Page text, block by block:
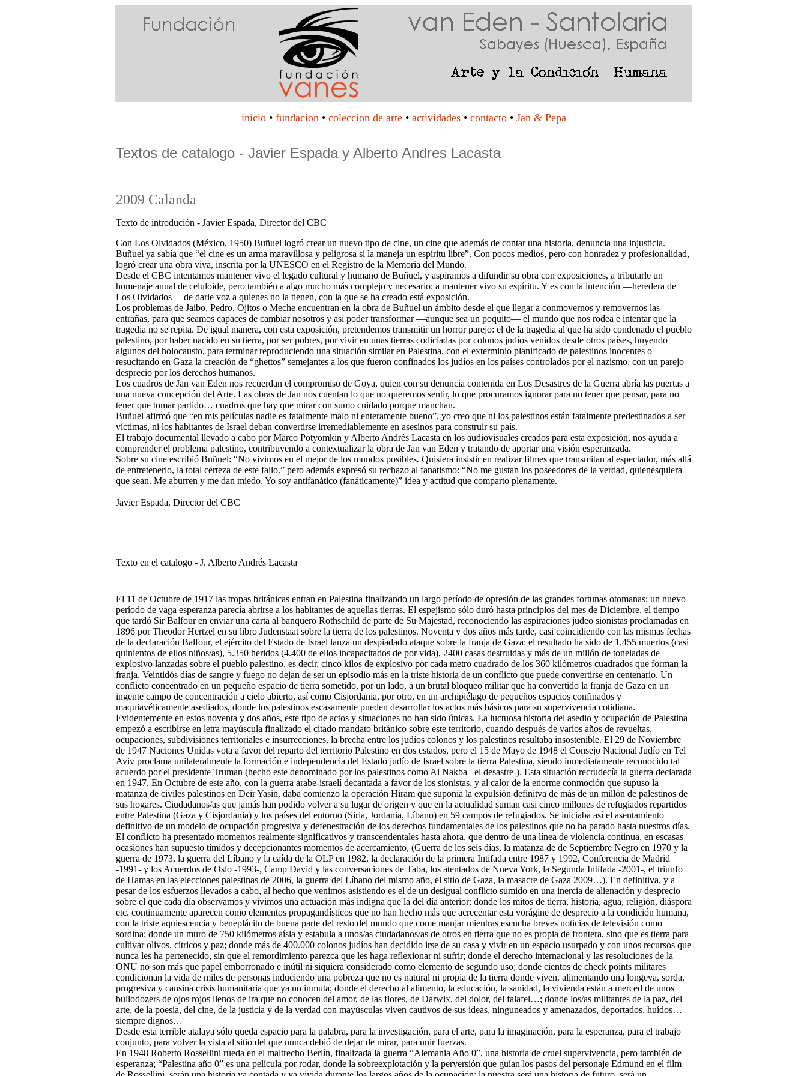
inicio• fundacion• coleccion de arte• actividades• contacto• Jan & Pepa
Textos de catalogo - Javier Espada y Alberto Andres Lacasta
2009 Calanda
Texto de introdución - Javier Espada, Director del CBC
Con Los Olvidados (México, 1950) Buñuel logró crear un nuevo tipo de cine, un cine que además de contar una historia, denuncia una injusticia.
Buñuel ya sabía que “el cine es un arma maravillosa y peligrosa si la maneja un espíritu libre”. Con pocos medios, pero con honradez y profesionalidad,
logró crear una obra viva, inscrita por la UNESCO en el Registro de la Memoria del Mundo.
Desde el CBC intentamos mantener vivo el legado cultural y humano de Buñuel, y aspiramos a difundir su obra con exposiciones, a tributarle un
homenaje anual de celuloide, pero también a algo mucho más complejo y necesario: a mantener vivo su espíritu. Y es con la intención —heredera de
Los Olvidados— de darle voz a quienes no la tienen, con la que se ha creado está exposición.
Los problemas de Jaibo, Pedro, Ojitos o Meche encuentran en la obra de Buñuel un ámbito desde el que llegar a conmovernos y removernos las
entrañas, para que seamos capaces de cambiar nosotros y así poder transformar —aunque sea un poquito— el mundo que nos rodea e intentar que la
tragedia no se repita. De igual manera, con esta exposición, pretendemos transmitir un horror parejo: el de la tragedia al que ha sido condenado el pueblo
palestino, por haber nacido en su tierra, por ser pobres, por vivir en unas tierras codiciadas por colonos judíos venidos desde otros países, huyendo
algunos del holocausto, para terminar reproduciendo una situación similar en Palestina, con el exterminio planificado de palestinos inocentes o
resucitando en Gaza la creación de “ghettos” semejantes a los que fueron confinados los judíos en los países controlados por el nazismo, con un parejo
desprecio por los derechos humanos.
Los cuadros de Jan van Eden nos recuerdan el compromiso de Goya, quien con su denuncia contenida en Los Desastres de la Guerra abría las puertas a
una nueva concepción del Arte. Las obras de Jan nos cuentan lo que no queremos sentir, lo que procuramos ignorar para no tener que pensar, para no
tener que tomar partido… cuadros que hay que mirar con sumo cuidado porque manchan.
Buñuel afirmó que “en mis películas nadie es fatalmente malo ni enteramente bueno”, yo creo que ni los palestinos están fatalmente predestinados a ser
víctimas, ni los habitantes de Israel deban convertirse irremediablemente en asesinos para construir su país.
El trabajo documental llevado a cabo por Marco Potyomkin y Alberto Andrés Lacasta en los audiovisuales creados para esta exposición, nos ayuda a
comprender el problema palestino, contribuyendo a contextualizar la obra de Jan van Eden y tratando de aportar una visión esperanzada.
Sobre su cine escribió Buñuel: “No vivimos en el mejor de los mundos posibles. Quisiera insistir en realizar filmes que transmitan al espectador, más allá
de entretenerlo, la total certeza de este fallo.” pero además expresó su rechazo al fanatismo: “No me gustan los poseedores de la verdad, quienesquiera
que sean. Me aburren y me dan miedo. Yo soy antifanático (fanáticamente)” idea y actitud que comparto plenamente.
Javier Espada, Director del CBC
Texto en el catalogo - J. Alberto Andrés Lacasta
El 11 de Octubre de 1917 las tropas británicas entran en Palestina finalizando un largo período de opresión de las grandes fortunas otomanas; un nuevo
período de vaga esperanza parecía abrirse a los habitantes de aquellas tierras. El espejismo sólo duró hasta principios del mes de Diciembre, el tiempo
que tardó Sir Balfour en enviar una carta al banquero Rothschild de parte de Su Majestad, reconociendo las aspiraciones judeo sionistas proclamadas en
1896 por Theodor Hertzel en su libro Judenstaat sobre la tierra de los palestinos. Noventa y dos años más tarde, casi coincidiendo con las mismas fechas
de la declaración Balfour, el ejército del Estado de Israel lanza un despiadado ataque sobre la franja de Gaza: el resultado ha sido de 1.455 muertos (casi
quinientos de ellos niños/as), 5.350 heridos (4.400 de ellos incapacitados de por vida), 2400 casas destruidas y más de un millón de toneladas de
explosivo lanzadas sobre el pueblo palestino, es decir, cinco kilos de explosivo por cada metro cuadrado de los 360 kilómetros cuadrados que forman la
franja. Veintidós días de sangre y fuego no dejan de ser un episodio más en la triste historia de un conflicto que puede convertirse en centenario. Un
conflicto concentrado en un pequeño espacio de tierra sometido, por un lado, a un brutal bloqueo militar que ha convertido la franja de Gaza en un
ingente campo de concentración a cielo abierto, así como Cisjordania, por otro, en un archipiélago de pequeños espacios confinados y
maquiavélicamente asediados, donde los palestinos escasamente pueden desarrollar los actos más básicos para su supervivencia cotidiana.
Evidentemente en estos noventa y dos años, este tipo de actos y situaciones no han sido únicas. La luctuosa historia del asedio y ocupación de Palestina
empezó a escribirse en letra mayúscula finalizado el citado mandato británico sobre este territorio, cuando después de varios años de revueltas,
ocupaciones, subdivisiones territoriales e insurrecciones, la brecha entre los judíos colonos y los palestinos resultaba insostenible. El 29 de Noviembre
de 1947 Naciones Unidas vota a favor del reparto del territorio Palestino en dos estados, pero el 15 de Mayo de 1948 el Consejo Nacional Judío en Tel
Aviv proclama unilateralmente la formación e independencia del Estado judío de Israel sobre la tierra Palestina, siendo inmediatamente reconocido tal
acuerdo por el presidente Truman (hecho este denominado por los palestinos como Al Nakba –el desastre-). Esta situación recrudecía la guerra declarada
en 1947. En Octubre de este año, con la guerra arabe-israelí decantada a favor de los sionistas, y al calor de la enorme conmoción que supuso la
matanza de civiles palestinos en Deir Yasin, daba comienzo la operación Hiram que suponía la expulsión definitva de más de un millón de palestinos de
sus hogares. Ciudadanos/as que jamás han podido volver a su lugar de origen y que en la actualidad suman casi cinco millones de refugiados repartidos
entre Palestina (Gaza y Cisjordania) y los países del entorno (Siria, Jordania, Líbano) en 59 campos de refugiados. Se iniciaba así el asentamiento
definitivo de un modelo de ocupación progresiva y defenestración de los derechos fundamentales de los palestinos que no ha parado hasta nuestros días.
El conflicto ha presentado momentos realmente significativos y transcendentales hasta ahora, que dentro de una línea de violencia continua, en escasas
ocasiones han supuesto tímidos y decepcionantes momentos de acercamiento, (Guerra de los seis días, la matanza de de Septiembre Negro en 1970 y la
guerra de 1973, la guerra del Líbano y la caída de la OLP en 1982, la declaración de la primera Intifada entre 1987 y 1992, Conferencia de Madrid
-1991- y los Acuerdos de Oslo -1993-, Camp David y las conversaciones de Taba, los atentados de Nueva York, la Segunda Intifada -2001-, el triunfo
de Hamas en las elecciones palestinas de 2006, la guerra del Líbano del mismo año, el sitio de Gaza, la masacre de Gaza 2009…). En definitiva, y a
pesar de los esfuerzos llevados a cabo, al hecho que venimos asistiendo es el de un desigual conflicto sumido en una inercia de alienación y desprecio
sobre el que cada día observamos y vivimos una actuación más indigna que la del día anterior; donde los mitos de tierra, historia, agua, religión, diáspora
etc. continuamente aparecen como elementos propagandísticos que no han hecho más que acrecentar esta vorágine de desprecio a la condición humana,
con la triste aquiescencia y beneplácito de buena parte del resto del mundo que come manjar mientras escucha breves noticias de televisión como
sordina; donde un muro de 750 kilómetros aísla y estabula a unos/as ciudadanos/as de otros en tierra que no es propia de frontera, sino que es tierra para
cultivar olivos, cítricos y paz; donde más de 400.000 colonos judíos han decidido irse de su casa y vivir en un espacio usurpado y con unos recursos que
nunca les ha pertenecido, sin que el remordimiento parezca que les haga reflexionar ni sufrir; donde el derecho internacional y las resoluciones de la
ONU no son más que papel emborronado e inútil ni siquiera considerado como elemento de segundo uso; donde cientos de check points militares
condicionan la vida de miles de personas induciendo una pobreza que no es natural ni propia de la tierra donde viven, alimentando una longeva, sorda,
progresiva y cansina crisis humanitaria que ya no inmuta; donde el derecho al alimento, la educación, la sanidad, la vivienda están a merced de unos
bullodozers de ojos rojos llenos de ira que no conocen del amor, de las flores, de Darwix, del dolor, del falafel…; donde los/as militantes de la paz, del
arte, de la poesía, del cine, de la justicia y de la verdad con mayúsculas viven cautivos de sus ideas, ninguneados y amenazados, deportados, huídos…
siempre dignos…
Desde esta terrible atalaya sólo queda espacio para la palabra, para la investigación, para el arte, para la imaginación, para la esperanza, para el trabajo
conjunto, para volver la vista al sitio del que nunca debió de dejar de mirar, para unir fuerzas.
En 1948 Roberto Rossellini rueda en el maltrecho Berlín, finalizada la guerra “Alemania Año 0”, una historia de cruel supervivencia, pero también de
esperanza; “Palestina año 0” es una película por rodar, donde la sobreexplotación y la perversión que guían los pasos del personaje Edmund en el film